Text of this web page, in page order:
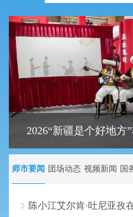
师市要闻 团场动态 视频新闻 国